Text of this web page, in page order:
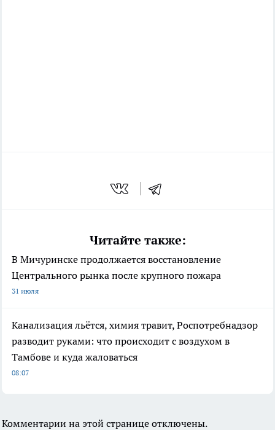
Читайте также:
В Мичуринске продолжается восстановление
Центрального рынка после крупного пожара
31 июля
Канализация льётся, химия травит, Роспотребнадзор
разводит руками: что происходит с воздухом в
Тамбове и куда жаловаться
08:07
Комментарии на этой странице отключены.